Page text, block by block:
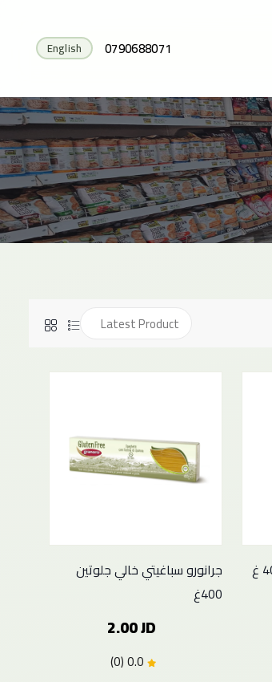
0790688071
English
جرانورو سباغيتي خالي جلوتين
400غ
2.00 JD